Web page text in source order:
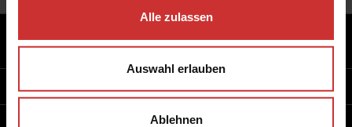
Alle zulassen
Auswahl erlauben
Ablehnen